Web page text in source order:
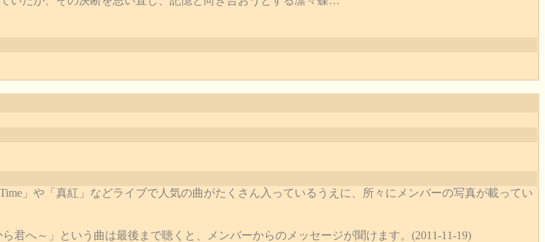
」や「真紅」などライブで人気の曲がたくさん入っているうえに、所々にメンバーの写真が載ってい
君へ～」という曲は最後まで聴くと、メンバーからのメッセージが聞けます。(2011-11-19)